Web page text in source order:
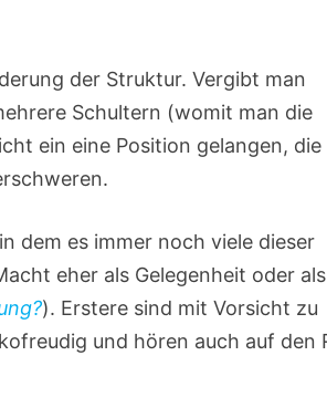
der Struktur. Vergibt man
Schultern (womit man die
ein eine Position gelangen, die
dem es immer noch viele dieser
eher als Gelegenheit oder als
). Erstere sind mit Vorsicht zu
und hören auch auf den